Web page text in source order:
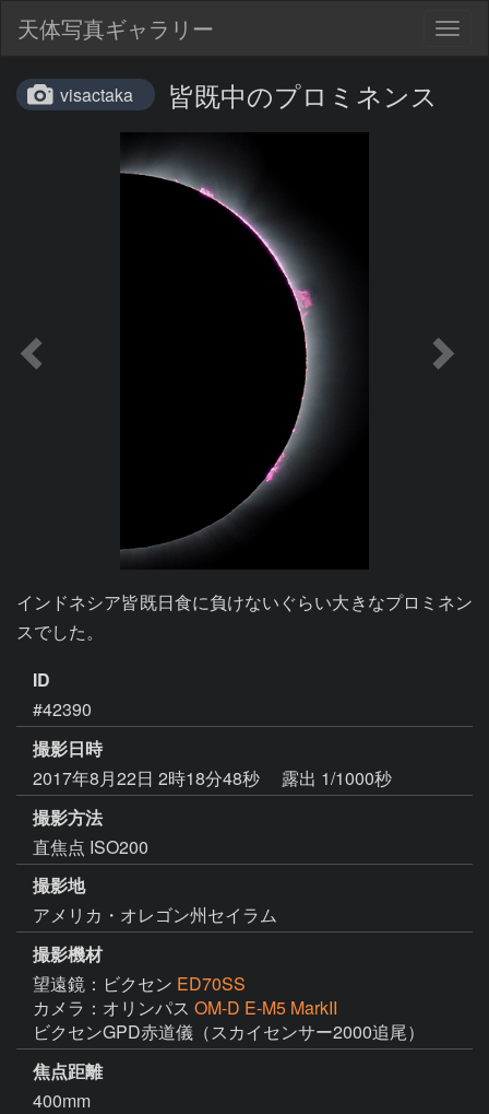
天体写真ギャラリー
visactaka 皆既中のプロミネンス
インドネシア皆既日食に負けないぐらい大きなプロミネン
スでした。
ID
#42390
撮影日時
2017年8月22日 2時18分48秒
露出 1/1000秒
撮影方法
直焦点 ISO200
撮影地
アメリカ・オレゴン州セイラム
撮影機材
望遠鏡：ビクセン ED70SS
カメラ：オリンパス OM-D E-M5 MarkII
ビクセンGPD赤道儀（スカイセンサー2000追尾）
焦点距離
400mm